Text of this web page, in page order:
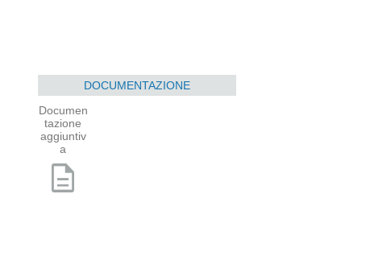
DOCUMENTAZIONE
Documen
tazione
aggiuntiv
a
description